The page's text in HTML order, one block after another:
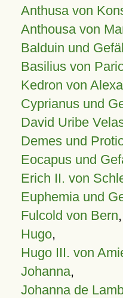
Anthusa von
Anthousa von
Balduin und
Basilius von
Kedron von
Cyprianus und
David Uribe
Demes und
Eocapus und
Erich II. von
Euphemia und
Fulcold von Bern,
Hugo,
Hugo III. von
Johanna,
Johanna de